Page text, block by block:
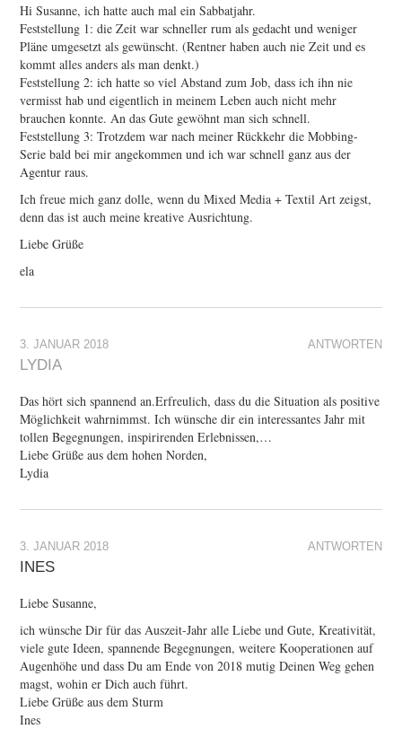
Hi Susanne, ich hatte auch mal ein Sabbatjahr.
Feststellung 1: die Zeit war schneller rum als gedacht und weniger
Pläne umgesetzt als gewünscht. (Rentner haben auch nie Zeit und es
kommt alles anders als man denkt.)
Feststellung 2: ich hatte so viel Abstand zum Job, dass ich ihn nie
vermisst hab und eigentlich in meinem Leben auch nicht mehr
brauchen konnte. An das Gute gewöhnt man sich schnell.
Feststellung 3: Trotzdem war nach meiner Rückkehr die Mobbing-
Serie bald bei mir angekommen und ich war schnell ganz aus der
Agentur raus.
Ich freue mich ganz dolle, wenn du Mixed Media + Textil Art zeigst,
denn das ist auch meine kreative Ausrichtung.
Liebe Grüße
ela
ANTWORTEN
3. JANUAR 2018
LYDIA
Das hört sich spannend an.Erfreulich, dass du die Situation als positive
Möglichkeit wahrnimmst. Ich wünsche dir ein interessantes Jahr mit
tollen Begegnungen, inspirirenden Erlebnissen,…
Liebe Grüße aus dem hohen Norden,
Lydia
ANTWORTEN
3. JANUAR 2018
INES
Liebe Susanne,
ich wünsche Dir für das Auszeit-Jahr alle Liebe und Gute, Kreativität,
viele gute Ideen, spannende Begegnungen, weitere Kooperationen auf
Augenhöhe und dass Du am Ende von 2018 mutig Deinen Weg gehen
magst, wohin er Dich auch führt.
Liebe Grüße aus dem Sturm
Ines